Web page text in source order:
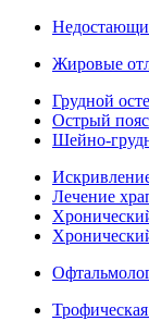
Жировые
Грудной
Острый
Шейно-
Лечение
Трофическая